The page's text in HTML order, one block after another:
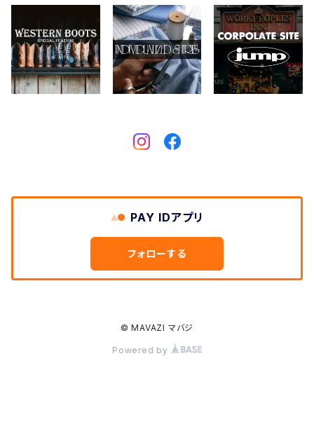
Crescent Down Works
FERNAND LEATHER
PAY IDアプリ
フォローする
© MAVAZI マバジ
Powered by